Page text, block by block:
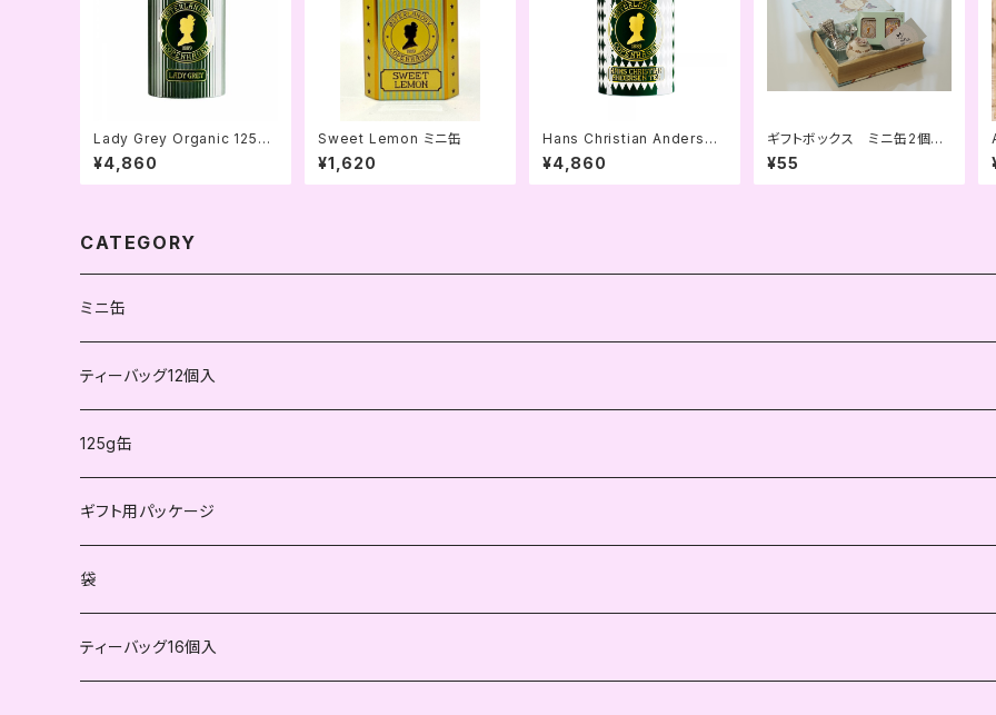
Lady Grey Organic 125g
缶
¥4,860
Sweet Lemon ミニ缶
¥1,620
Hans Christian Andersen
Tea 125g缶
¥4,860
ギフトボックス ミニ缶2個用
(ミントグリーン)
¥55
CATEGORY
ミニ缶
紅茶
不発酵茶
ハーブティー
ティーバッグ12個入
紅茶
不発酵茶
ハーブティー
125g缶
紅茶
不発酵茶
ハーブティー
ギフト用パッケージ
袋
ティーバッグ16個入